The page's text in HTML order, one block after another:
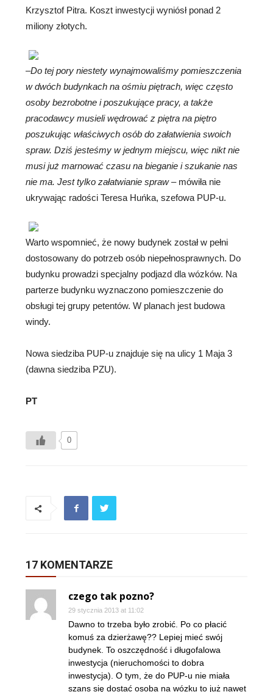
Krzysztof Pitra. Koszt inwestycji wyniósł ponad 2
miliony złotych.
–Do tej pory niestety wynajmowaliśmy pomieszczenia
w dwóch budynkach na ośmiu piętrach, więc często
osoby bezrobotne i poszukujące pracy, a także
pracodawcy musieli wędrować z piętra na piętro
poszukując właściwych osób do załatwienia swoich
spraw. Dziś jesteśmy w jednym miejscu, więc nikt nie
musi już marnować czasu na bieganie i szukanie nas
nie ma. Jest tylko załatwianie spraw– mówiła nie
ukrywając radości Teresa Huńka, szefowa PUP-u.
Warto wspomnieć, że nowy budynek został w pełni
dostosowany do potrzeb osób niepełnosprawnych. Do
budynku prowadzi specjalny podjazd dla wózków. Na
parterze budynku wyznaczono pomieszczenie do
obsługi tej grupy petentów. W planach jest budowa
windy.
Nowa siedziba PUP-u znajduje się na ulicy 1 Maja 3
(dawna siedziba PZU).
PT
0
17 KOMENTARZE
czego tak pozno?
29 stycznia 2013 at 11:02
Dawno to trzeba było zrobić. Po co płacić
komuś za dzierżawę?? Lepiej mieć swój
budynek. To oszczędność i długofalowa
inwestycja (nieruchomości to dobra
inwestycja). O tym, że do PUP-u nie miała
szans się dostać osoba na wózku to już nawet